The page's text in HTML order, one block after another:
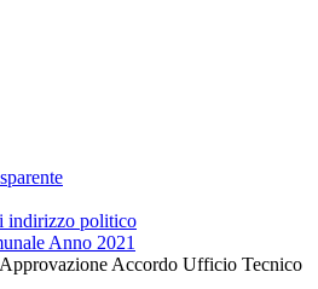
indirizzo politico
Anno 2021
Accordo Ufficio Tecnico